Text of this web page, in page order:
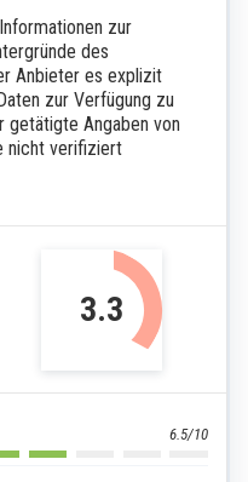
zur
des
Anbieter es explizit
zur Verfügung zu
getätigte Angaben von
nicht verifiziert
3.3
6.5/10